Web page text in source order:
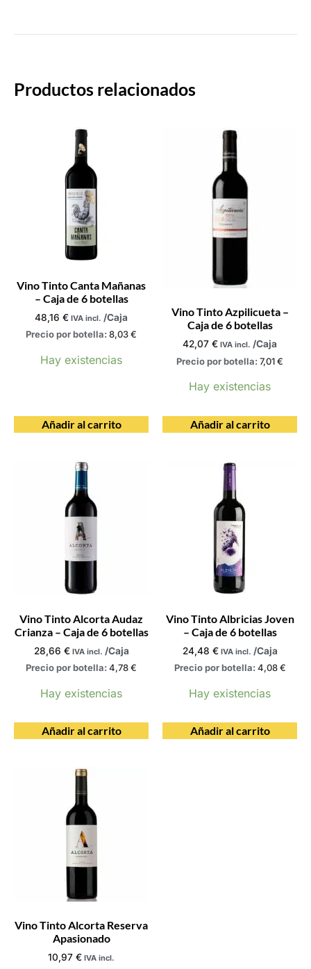
Productos relacionados
Vino Tinto Canta Mañanas
– Caja de 6 botellas
48,16 € IVA incl. /Caja
Precio por botella: 8,03€
Hay existencias
Añadir al carrito
Vino Tinto Azpilicueta –
Caja de 6 botellas
42,07 € IVA incl. /Caja
Precio por botella: 7,01€
Hay existencias
Añadir al carrito
Vino Tinto Alcorta Audaz
Crianza – Caja de 6 botellas
28,66 € IVA incl. /Caja
Precio por botella: 4,78€
Hay existencias
Añadir al carrito
Vino Tinto Albricias Joven
– Caja de 6 botellas
24,48 € IVA incl. /Caja
Precio por botella: 4,08€
Hay existencias
Añadir al carrito
Vino Tinto Alcorta Reserva
Apasionado
10,97 € IVA incl.